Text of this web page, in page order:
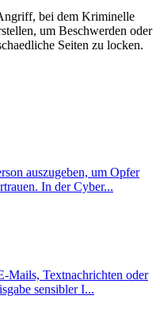
bei dem Kriminelle
um Beschwerden oder
Seiten zu locken.
auszugeben, um Opfer
In der Cyber...
Mails, Textnachrichten oder
sensibler I...